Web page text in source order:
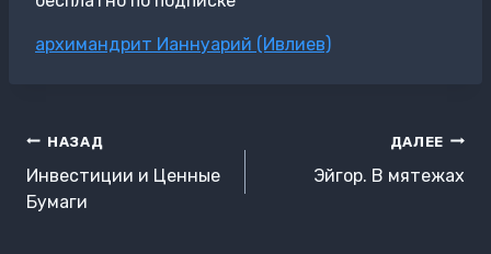
Метки
архимандрит Ианнуарий (Ивлиев)
Навигация
по
записям
НАЗАД
Инвестиции и Ценные
Бумаги
ДАЛЕЕ
Эйгор. В мятежах